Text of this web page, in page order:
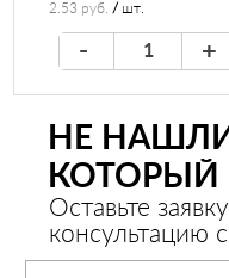
2.53 руб. / шт.
- +
НЕ
КОТОРЫЙ
Оставьте
консультацию